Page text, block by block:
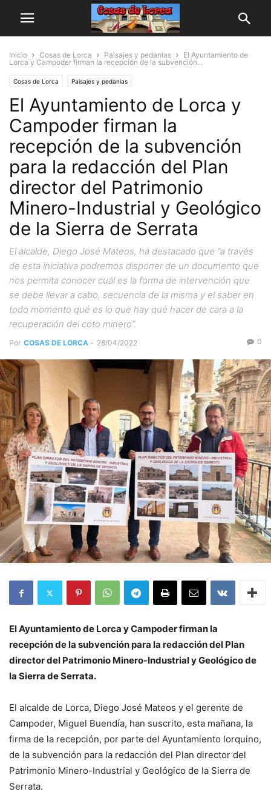
Inicio Cosas de Lorca Paisajes y pedanias
El Ayuntamiento de
Lorca y Campoder firman la recepción de la subvención...
Cosas de Lorca Paisajes y pedanias
El Ayuntamiento de Lorca y
Campoder firman la
recepción de la subvención
para la redacción del Plan
director del Patrimonio
Minero-Industrial y Geológico
de la Sierra de Serrata
El alcalde, Diego José Mateos, ha destacado que “a través
de esta iniciativa podremos disponer de un documento que
nos permita conocer cuál es la forma de intervención que
se debe llevar a cabo, secuencia de la misma y el saber en
todo momento qué es lo que hay qué hacer de cara a la
recuperación del coto minero”.
Por COSAS DE LORCA - 28/04/2022 0
El Ayuntamiento de Lorca y Campoder firman la
recepción de la subvención para la redacción del Plan
director del Patrimonio Minero-Industrial y Geológico de
la Sierra de Serrata.
El alcalde de Lorca, Diego José Mateos y el gerente de
Campoder, Miguel Buendía, han suscrito, esta mañana, la
firma de la recepción, por parte del Ayuntamiento lorquino,
de la subvención para la redacción del Plan director del
Patrimonio Minero-Industrial y Geológico de la Sierra de
Serrata.